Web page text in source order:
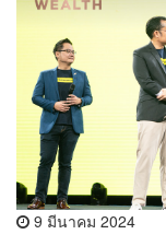
9 มีนาคม 2024